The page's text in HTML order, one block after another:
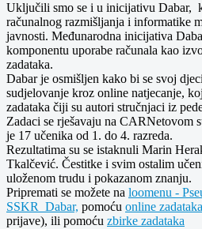
Uključili smo se i u inicijativu Dabar,
računalnog razmišljanja i informatike
javnosti. Međunarodna inicijativa
komponentu uporabe računala kao
zadataka.
Dabar je osmišljen kako bi se svoj
sudjelovanje kroz online natjecanje,
zadataka čiji su autori stručnjaci iz
Zadaci se rješavaju na CARNetovom
je 17 učenika od 1. do 4. razreda.
Rezultatima su se istaknuli Marin
Tkalčević. Čestitke i svim ostalim
uloženom trudu i pokazanom znanju.
Pripremati se možete na loomenu -
SSKR_Dabar, pomoću online zadataka
prijave), ili pomoću zbirke zadataka